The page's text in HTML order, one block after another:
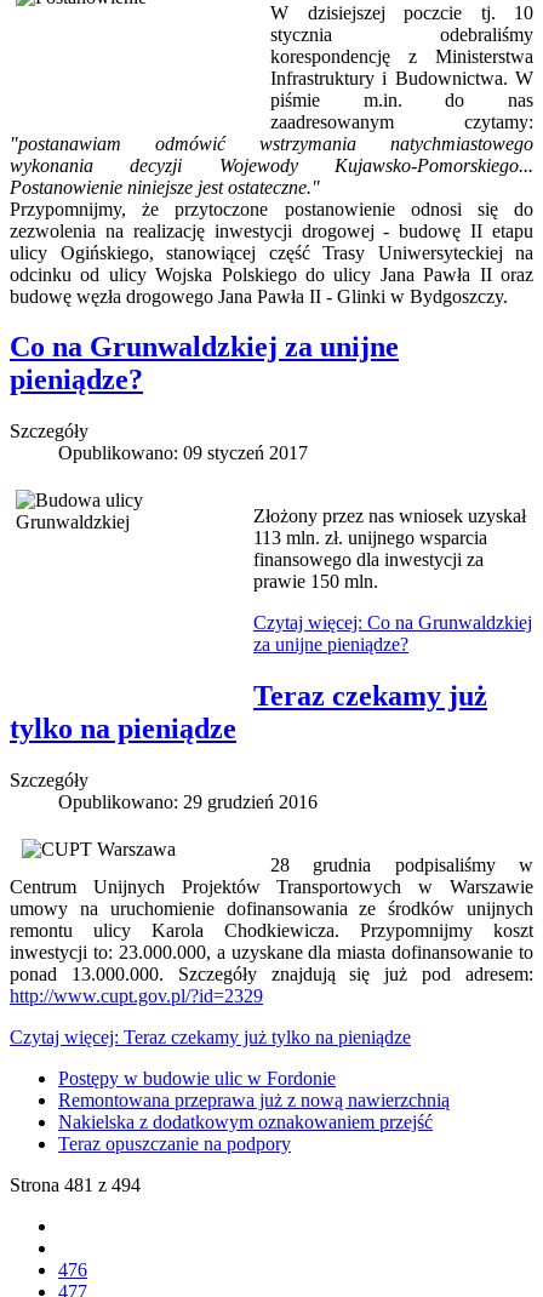
W dzisiejszej poczcie tj. 10
stycznia odebraliśmy
korespondencję z Ministerstwa
Infrastruktury i Budownictwa. W
piśmie m.in. do nas
zaadresowanym czytamy:
"postanawiam odmówić wstrzymania natychmiastowego
wykonania decyzji Wojewody Kujawsko-Pomorskiego...
Postanowienie niniejsze jest ostateczne."
Przypomnijmy, że przytoczone postanowienie odnosi się do
zezwolenia na realizację inwestycji drogowej - budowę II etapu
ulicy Ogińskiego, stanowiącej część Trasy Uniwersyteckiej na
odcinku od ulicy Wojska Polskiego do ulicy Jana Pawła II oraz
budowę węzła drogowego Jana Pawła II - Glinki w Bydgoszczy.
Co na Grunwaldzkiej za unijne
pieniądze?
Szczegóły
Opublikowano: 09 styczeń 2017
Złożony przez nas wniosek uzyskał
113 mln. zł. unijnego wsparcia
finansowego dla inwestycji za
prawie 150 mln.
Czytaj więcej: Co na Grunwaldzkiej
za unijne pieniądze?
Teraz czekamy już
tylko na pieniądze
Szczegóły
Opublikowano: 29 grudzień 2016
28 grudnia podpisaliśmy w
Centrum Unijnych Projektów Transportowych w Warszawie
umowy na uruchomienie dofinansowania ze środków unijnych
remontu ulicy Karola Chodkiewicza. Przypomnijmy koszt
inwestycji to: 23.000.000, a uzyskane dla miasta dofinansowanie to
ponad 13.000.000. Szczegóły znajdują się już pod adresem:
http://www.cupt.gov.pl/?id=2329
Czytaj więcej: Teraz czekamy już tylko na pieniądze
Postępy w budowie ulic w Fordonie
Remontowana przeprawa już z nową nawierzchnią
Nakielska z dodatkowym oznakowaniem przejść
Teraz opuszczanie na podpory
Strona 481 z 494
476
477